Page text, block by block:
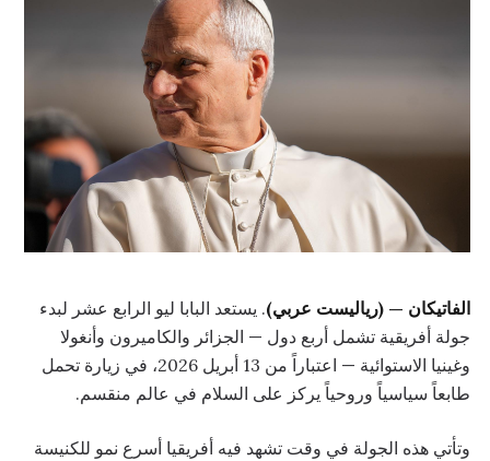
الفاتيكان — (رياليست عربي). يستعد البابا ليو الرابع عشر لبدء
جولة أفريقية تشمل أربع دول — الجزائر والكاميرون وأنغولا
وغينيا الاستوائية — اعتباراً من 13 أبريل 2026، في زيارة تحمل
طابعاً سياسياً وروحياً يركز على السلام في عالم منقسم.
وتأتي هذه الجولة في وقت تشهد فيه أفريقيا أسرع نمو للكنيسة